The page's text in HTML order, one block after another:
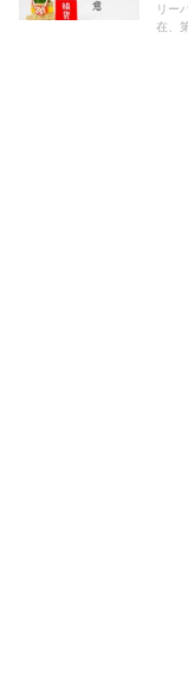
リー
在、